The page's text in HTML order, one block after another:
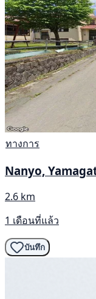
ทางการ
Nanyo,
2.6 km
1 เดือนที่แล้ว
บันทึก